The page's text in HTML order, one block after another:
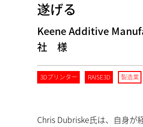
遂げる
Keene Additive
社 様
3Dプリンター RAISE3D 製造業
Chris Dubriske氏は、自身が